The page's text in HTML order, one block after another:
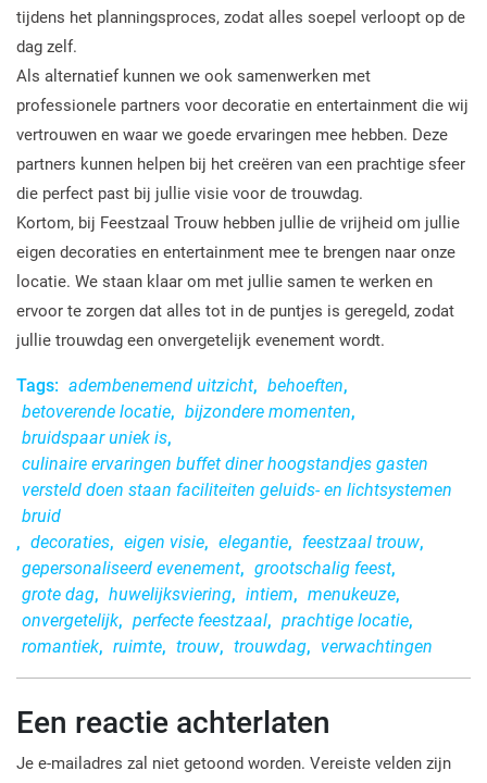
tijdens het planningsproces, zodat alles soepel verloopt op de
dag zelf.
Als alternatief kunnen we ook samenwerken met
professionele partners voor decoratie en entertainment die wij
vertrouwen en waar we goede ervaringen mee hebben. Deze
partners kunnen helpen bij het creëren van een prachtige sfeer
die perfect past bij jullie visie voor de trouwdag.
Kortom, bij Feestzaal Trouw hebben jullie de vrijheid om jullie
eigen decoraties en entertainment mee te brengen naar onze
locatie. We staan klaar om met jullie samen te werken en
ervoor te zorgen dat alles tot in de puntjes is geregeld, zodat
jullie trouwdag een onvergetelijk evenement wordt.
Tags: adembenemend uitzicht, behoeften,
betoverende locatie, bijzondere momenten,
bruidspaar uniek is,
culinaire ervaringen buffet diner hoogstandjes gasten
versteld doen staan faciliteiten geluids- en lichtsystemen
bruid
, decoraties, eigen visie, elegantie, feestzaal trouw,
gepersonaliseerd evenement, grootschalig feest,
grote dag, huwelijksviering, intiem, menukeuze,
onvergetelijk, perfecte feestzaal, prachtige locatie,
romantiek, ruimte, trouw, trouwdag, verwachtingen
Een reactie achterlaten
Je e-mailadres zal niet getoond worden. Vereiste velden zijn